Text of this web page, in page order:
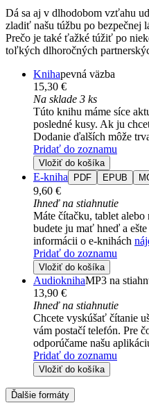
Dá sa aj v dlhodobom vzťahu
zladiť našu túžbu po bezpečnej
Prečo je také ťažké túžiť po
toľkých dlhoročných
Knihapevná väzba
15,30 €
Na sklade 3 ks
Túto knihu máme síce
posledné kusy. Ak ju
Dodanie ďalších môže
Pridať do zoznamu
Vložiť do košíka
E-kniha PDF EPUB
9,60 €
Ihneď na stiahnutie
Máte čítačku, tablet
budete ju mať hneď a
informácii o e-knihách
Pridať do zoznamu
Vložiť do košíka
AudioknihaMP3 na
13,90 €
Ihneď na stiahnutie
Chcete vyskúšať čítanie
vám postačí telefón. Pre
odporúčame našu
Pridať do zoznamu
Vložiť do košíka
Ďalšie formáty